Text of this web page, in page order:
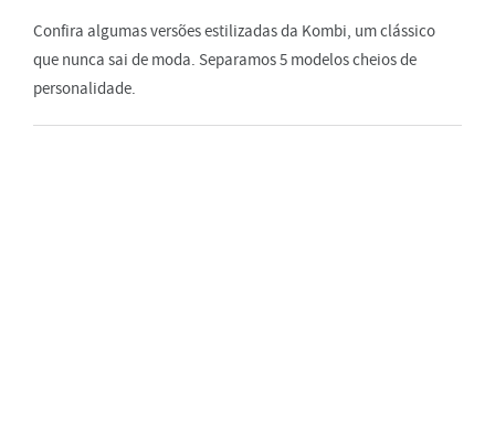
Confira algumas versões estilizadas da Kombi, um clássico
que nunca sai de moda. Separamos 5 modelos cheios de
personalidade.